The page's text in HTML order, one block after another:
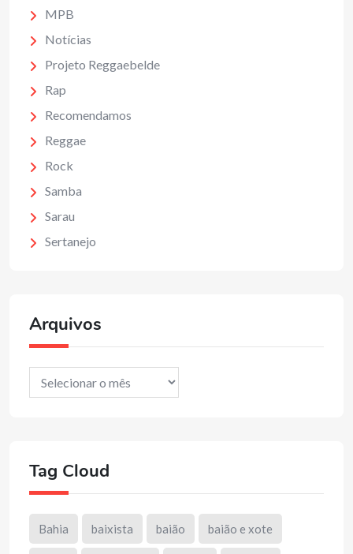
MPB
Notícias
Projeto Reggaebelde
Rap
Recomendamos
Reggae
Rock
Samba
Sarau
Sertanejo
Arquivos
Tag Cloud
Bahia baixista baião baião e xote